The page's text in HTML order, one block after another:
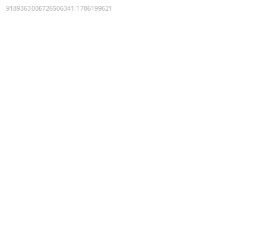
9189363006726506341 :1786199621